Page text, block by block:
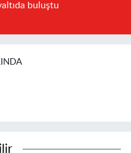
buluştu